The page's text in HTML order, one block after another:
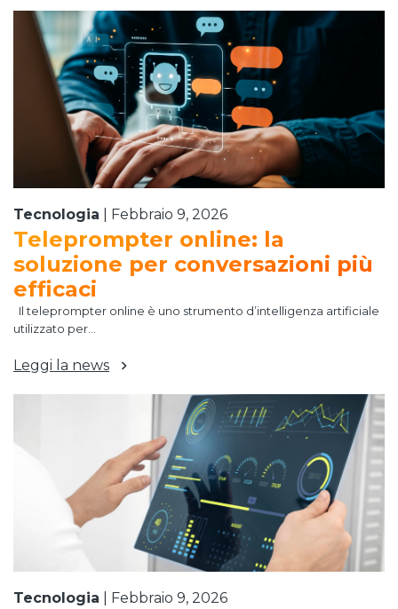
Tecnologia Febbraio 9, 2026
Teleprompter online: la
soluzione per conversazioni più
efficaci
Il teleprompter online è uno strumento d’intelligenza artificiale
utilizzato per...
Leggi la news
Tecnologia Febbraio 9, 2026